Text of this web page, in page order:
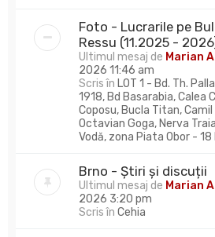
Foto - Lucrarile pe
Ressu (11.2025 -
Ultimul mesaj de Marian
2026 11:46 am
Scris în LOT 1 - Bd. Th.
1918, Bd Basarabia, Calea
Coposu, Bucla Titan,
Octavian Goga, Nerva
Vodă, zona Piata Obor -
Brno - Știri și discuții
Ultimul mesaj de Marian
2026 3:20 pm
Scris în Cehia